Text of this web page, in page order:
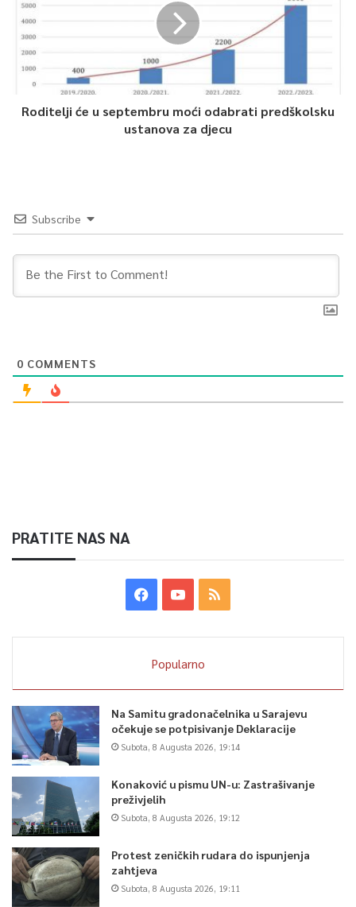
Roditelji će u septembru moći odabrati predškolsku
ustanova za djecu
Subscribe
0 COMMENTS
PRATITE NAS NA
Popularno
Na Samitu gradonačelnika u Sarajevu
očekuje se potpisivanje Deklaracije
Subota, 8 Augusta 2026, 19:14
Konaković u pismu UN-u: Zastrašivanje
preživjelih
Subota, 8 Augusta 2026, 19:12
Protest zeničkih rudara do ispunjenja
zahtjeva
Subota, 8 Augusta 2026, 19:11